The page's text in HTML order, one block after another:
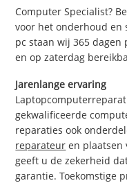
Computer Specialist?
voor het onderhoud en
pc staan wij 365 dagen
en op zaterdag
Jarenlange ervaring
gekwalificeerde
reparaties ook
reparateur en plaatsen
geeft u de zekerheid
garantie. Toekomstige